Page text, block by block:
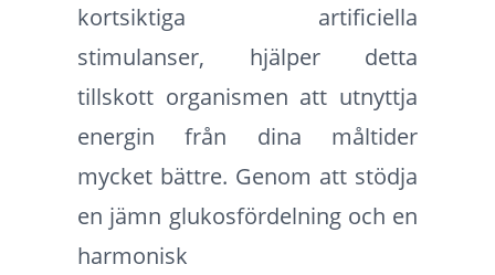
kortsiktiga artificiella
stimulanser, hjälper detta
tillskott organismen att utnyttja
energin från dina måltider
mycket bättre. Genom att stödja
en jämn glukosfördelning och en
harmonisk